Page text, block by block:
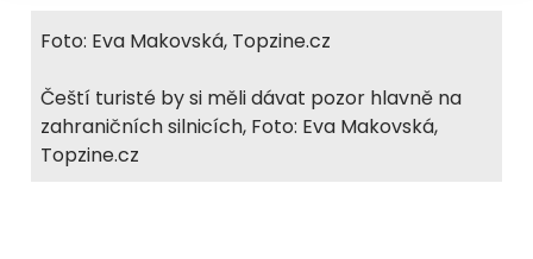
Foto: Eva Makovská, Topzine.cz
Čeští turisté by si měli dávat pozor hlavně na
zahraničních silnicích, Foto: Eva Makovská,
Topzine.cz